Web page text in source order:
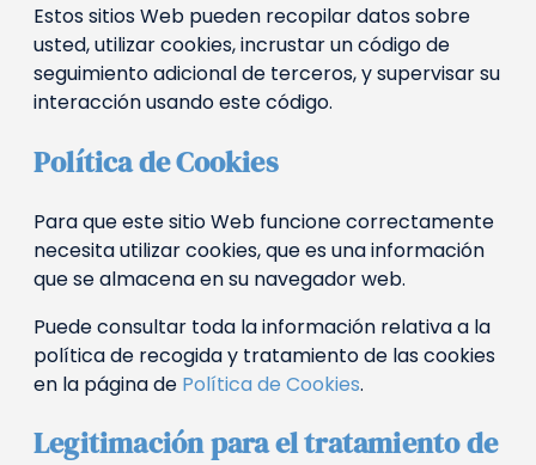
Estos sitios Web pueden recopilar datos sobre
usted, utilizar cookies, incrustar un código de
seguimiento adicional de terceros, y supervisar su
interacción usando este código.
Política de Cookies
Para que este sitio Web funcione correctamente
necesita utilizar cookies, que es una información
que se almacena en su navegador web.
Puede consultar toda la información relativa a la
política de recogida y tratamiento de las cookies
en la página de Política de Cookies.
Legitimación para el tratamiento de